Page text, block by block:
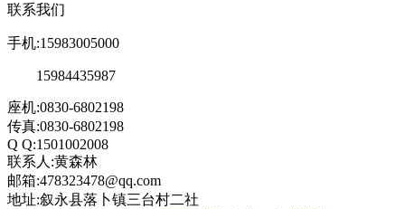
联系我们
手机:15983005000
15984435987
座机:0830-6802198
传真:0830-6802198
Q Q:1501002008
联系人:黄森林
邮箱:478323478@qq.com
地址:叙永县落卜镇三台村二社